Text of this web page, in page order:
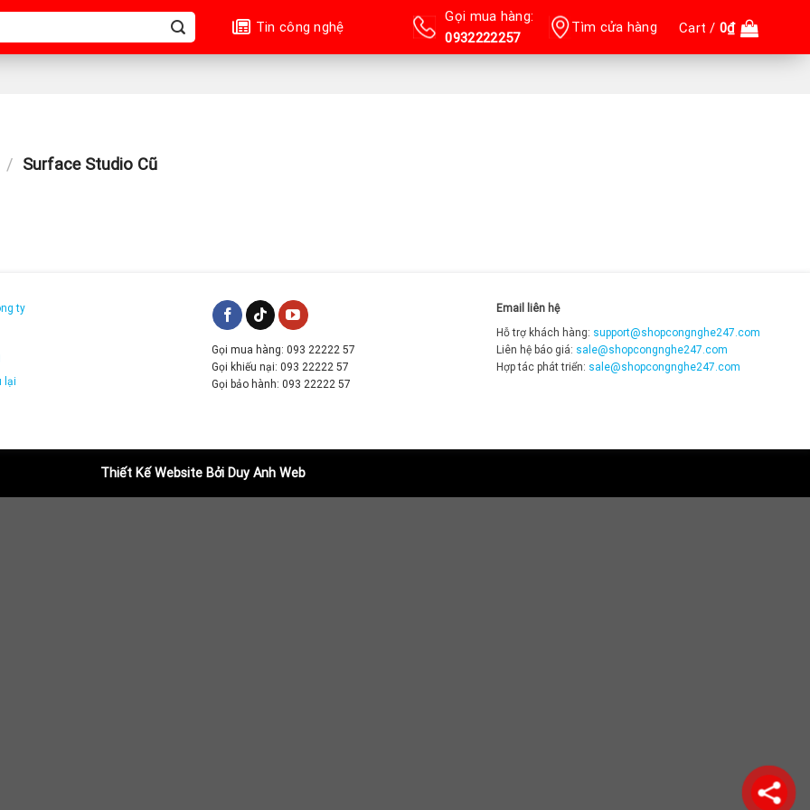
Tin công nghệ
Gọi mua hàng:
0932222257
Tìm cửa hàng Cart /0₫
/ Surface Studio Cũ
ty
lại
Gọi mua hàng: 093 22222 57
Gọi khiếu nại: 093 22222 57
Gọi bảo hành: 093 22222 57
Email liên hệ
Hỗ trợ khách hàng: support@shopcongnghe247.com
Liên hệ báo giá: sale@shopcongnghe247.com
Hợp tác phát triển: sale@shopcongnghe247.com
Thiết Kế Website Bởi Duy Anh Web